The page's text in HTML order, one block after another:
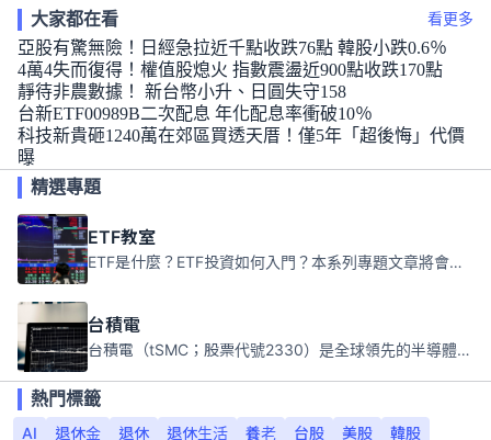
大家都在看 看更多
亞股有驚無險！日經急拉近千點收跌76點 韓股小跌0.6％
4萬4失而復得！權值股熄火 指數震盪近900點收跌170點
靜待非農數據！ 新台幣小升、日圓失守158
台新ETF00989B二次配息 年化配息率衝破10％
科技新貴砸1240萬在郊區買透天厝！僅5年「超後悔」代價
曝
精選專題
ETF教室
ETF是什麼？ETF投資如何入門？本系列專題文章將會告訴你新手必須知道的ETF基礎知識。
台積電
台積電（tSMC；股票代號2330）是全球領先的半導體代工公司，成立於1987年，總部位於台灣新竹。且已於美國、日本、德國及中國設廠，台積電是全球首家專業積體電路製造服務公司，也是全球最先進和最大規模的半導體代工廠。
熱門標籤
AI
退休金 退休 退休生活 養老 台股 美股 韓股